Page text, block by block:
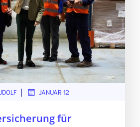
| JANUAR 12
für